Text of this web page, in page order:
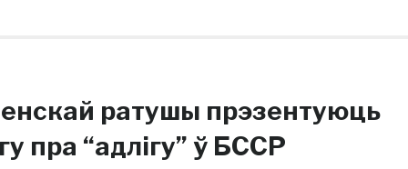
ратушы прэзентуюць
пра “адлігу” ў БССР